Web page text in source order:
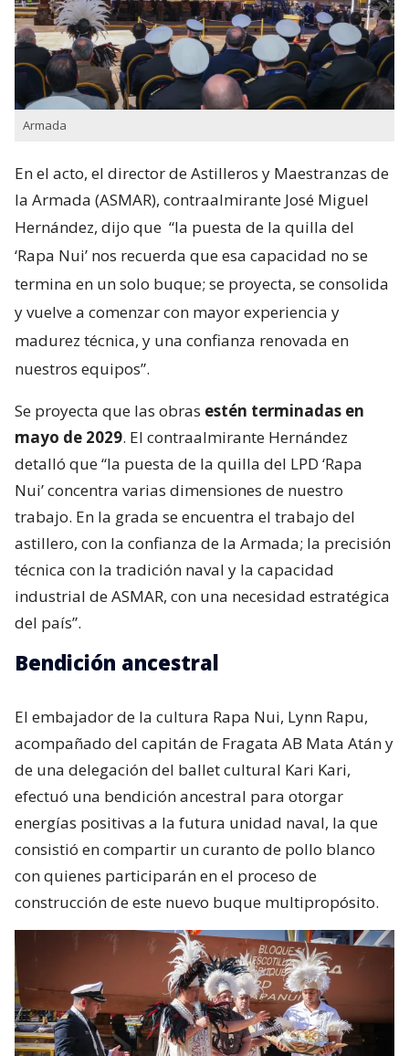
Armada
En el acto, el director de Astilleros y Maestranzas de
la Armada (ASMAR), contraalmirante José Miguel
Hernández, dijo que “la puesta de la quilla del
‘Rapa Nui’ nos recuerda que esa capacidad no se
termina en un solo buque; se proyecta, se consolida
y vuelve a comenzar con mayor experiencia y
madurez técnica, y una confianza renovada en
nuestros equipos”.
Se proyecta que las obras estén terminadas en
mayo de 2029. El contraalmirante Hernández
detalló que “la puesta de la quilla del LPD ‘Rapa
Nui’ concentra varias dimensiones de nuestro
trabajo. En la grada se encuentra el trabajo del
astillero, con la confianza de la Armada; la precisión
técnica con la tradición naval y la capacidad
industrial de ASMAR, con una necesidad estratégica
del país”.
Bendición ancestral
El embajador de la cultura Rapa Nui, Lynn Rapu,
acompañado del capitán de Fragata AB Mata Atán y
de una delegación del ballet cultural Kari Kari,
efectuó una bendición ancestral para otorgar
energías positivas a la futura unidad naval, la que
consistió en compartir un curanto de pollo blanco
con quienes participarán en el proceso de
construcción de este nuevo buque multipropósito.